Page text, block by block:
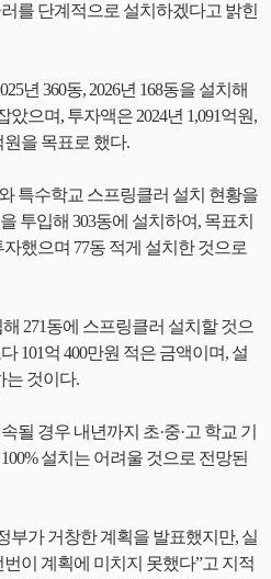
를 단계적으로 설치하겠다고 밝힌
년 360동, 2026년 168동을 설치해
았으며, 투자액은 2024년 1,091억원,
원을 목표로 했다.
특수학교 스프링클러 설치 현황을
투입해 303동에 설치하여, 목표치
자했으며 77동 적게 설치한 것으로
해 271동에 스프링클러 설치할 것으
101억 400만원 적은 금액이며, 설
는 것이다.
될 경우 내년까지 초·중·고 학교 기
설치는 어려울 것으로 전망된
부가 거창한 계획을 발표했지만, 실
이 계획에 미치지 못했다”고 지적